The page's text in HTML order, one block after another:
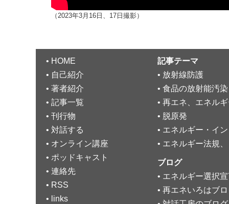
（2023年3月16日、17日撮影）